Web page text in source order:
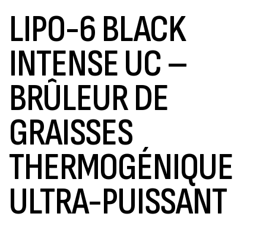
LIPO-6 BLACK
INTENSE UC –
BRÛLEUR DE
GRAISSES
THERMOGÉNIQUE
ULTRA-PUISSANT